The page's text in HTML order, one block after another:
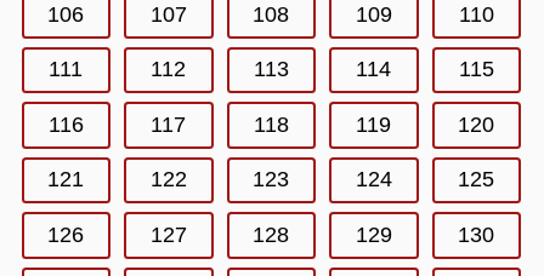
106 107 108 109 110
111 112 113 114 115
116 117 118 119 120
121 122 123 124 125
126 127 128 129 130